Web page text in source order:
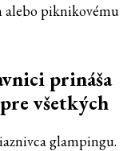
alebo piknikovému
prináša
všetkých
glampingu.